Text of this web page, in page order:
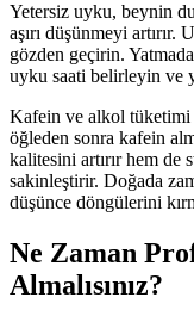
Yetersiz uyku, beynin
aşırı düşünmeyi
gözden geçirin.
uyku saati belirleyin ve
Kafein ve alkol tüketimi
öğleden sonra kafein
kalitesini artırır hem de
sakinleştirir. Doğada
düşünce döngülerini
Ne Zaman
Almalısınız?